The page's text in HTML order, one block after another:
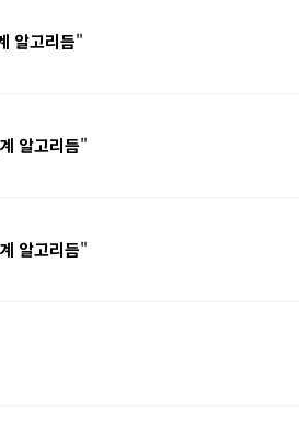
알고리듬"
알고리듬"
알고리듬"